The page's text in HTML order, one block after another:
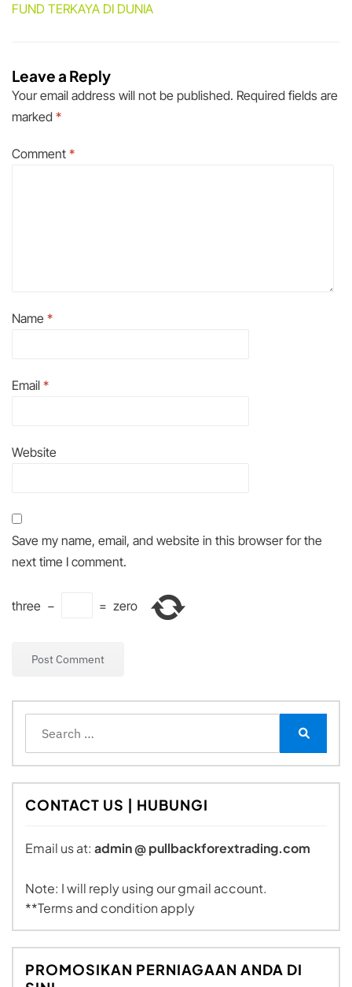
FUND TERKAYA DI DUNIA
Leave a Reply
Your email address will not be published. Required fields are
marked *
Comment *
Name *
Email *
Website
Save my name, email, and website in this browser for the
next time I comment.
three − = zero
for:
CONTACT US | HUBUNGI
Email us at: admin @ pullbackforextrading.com
Note: I will reply using our gmail account.
**Terms and condition apply
PROMOSIKAN PERNIAGAAN ANDA DI